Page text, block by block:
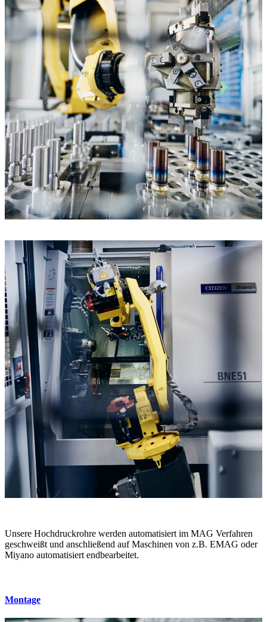
Unsere Hochdruckrohre werden automatisiert im MAG Verfahren
geschweißt und anschließend auf Maschinen von z.B. EMAG oder
Miyano automatisiert endbearbeitet.
Montage